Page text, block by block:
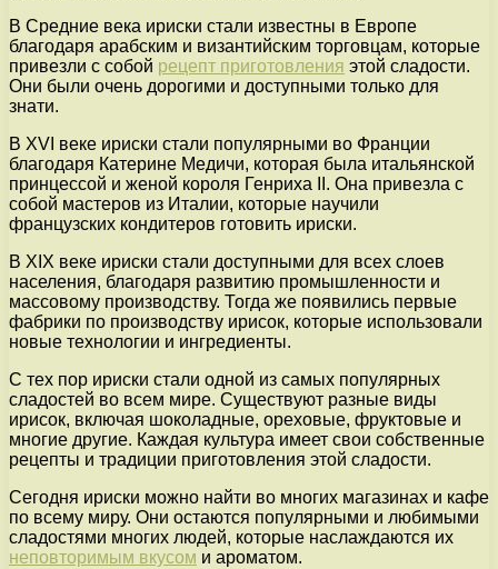
В Средние века ириски стали известны в Европе
благодаря арабским и византийским торговцам, которые
привезли с собой рецепт приготовления этой сладости.
Они были очень дорогими и доступными только для
знати.
В XVI веке ириски стали популярными во Франции
благодаря Катерине Медичи, которая была итальянской
принцессой и женой короля Генриха II. Она привезла с
собой мастеров из Италии, которые научили
французских кондитеров готовить ириски.
В XIX веке ириски стали доступными для всех слоев
населения, благодаря развитию промышленности и
массовому производству. Тогда же появились первые
фабрики по производству ирисок, которые использовали
новые технологии и ингредиенты.
С тех пор ириски стали одной из самых популярных
сладостей во всем мире. Существуют разные виды
ирисок, включая шоколадные, ореховые, фруктовые и
многие другие. Каждая культура имеет свои собственные
рецепты и традиции приготовления этой сладости.
Сегодня ириски можно найти во многих магазинах и кафе
по всему миру. Они остаются популярными и любимыми
сладостями многих людей, которые наслаждаются их
неповторимым вкусом и ароматом.